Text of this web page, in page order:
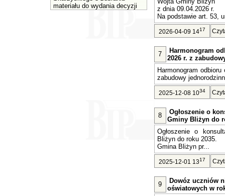
materiału do wydania decyzji
z dnia 09.04.2026 r.
Na podstawie art. 53,
2026-04-09 1417
7
Harmonogram
2026 r. z
Harmonogram
zabudowy
2025-12-08 1034
8
Ogłoszenie o
Gminy Bliżyn do
Ogłoszenie o
Bliżyn do roku 2035.
Gmina Bliżyn pr...
2025-12-01 1317
9
Dowóz uczniów
oświatowych w